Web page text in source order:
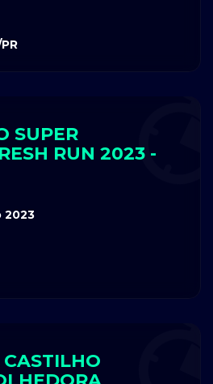
SUPER
RUN 2023 -
2023
CASTILHO